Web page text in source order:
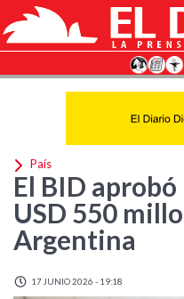
País
El BID
USD 550
Argentina
17 JUNIO 2026 - 19:18